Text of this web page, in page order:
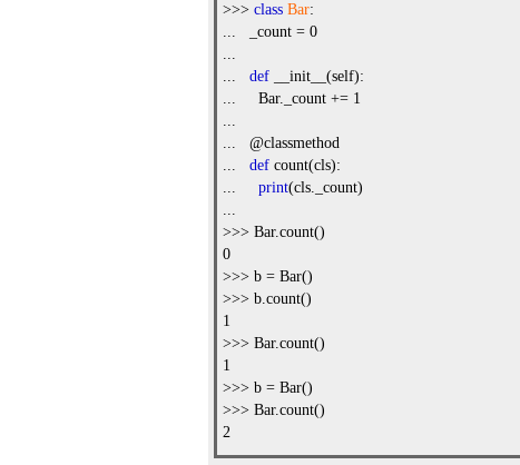
>>> class Bar:
... _count = 0
...
... def __init__(self):
... Bar._count += 1
...
... @classmethod
... def count(cls):
... print(cls._count)
...
>>> Bar.count()
0
>>> b = Bar()
>>> b.count()
1
>>> Bar.count()
1
>>> b = Bar()
>>> Bar.count()
2